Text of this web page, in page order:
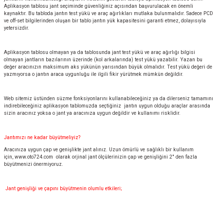
Aplikasyon tablosu jant seçiminde güvenliğiniz açısından başvurulacak en önemli
kaynaktır. Bu tabloda jantın test yükü ve araç ağırlıkları mutlaka bulunmalıdır. Sadece PCD
ve off-set bilgilerinden oluşan bir tablo jantın yük kapasitesini garanti etmez, dolayısıyla
yetersizdir.
Aplikasyon tablosu olmayan ya da tablosunda jant test yükü ve araç ağırlığı bilgisi
olmayan jantların bazılarının üzerinde (kol arkalarında) test yükü yazabilir. Yazan bu
değer aracınızın maksimum aks yükünün yarısından büyük olmalıdır. Test yükü değeri de
yazmıyorsa o jantın araca uygunluğu ile ilgili fikir yürütmek mümkün değildir.
Web sitemiz üstünden süzme fonksiyonlarını kullanabileceğiniz ya da dilerseniz tamamını
indirebileceğiniz aplikasyon tablomuzda seçtiğiniz jantın uygun olduğu araçlar arasında
sizin aracınız yoksa o jant ya aracınıza uygun değildir ve kullanımı risklidir.
Jantımızı ne kadar büyütmeliyiz?
Aracınıza uygun çap ve genişlikte jant alınız. Uzun ömürlü ve sağlıklı bir kullanım
için, www.oto724.com olarak orjinal jant ölçülerinizin çap ve genişliğini 2" den fazla
büyütmenizi önermiyoruz.
Jant genişliği ve çapını büyütmenin olumlu etkileri;